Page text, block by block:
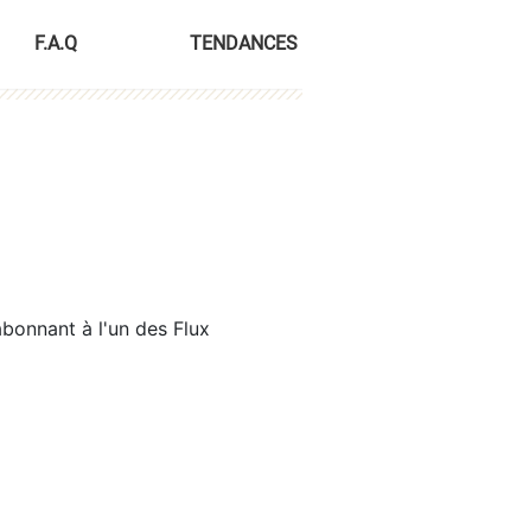
F.A.Q TENDANCES
à l'un des Flux